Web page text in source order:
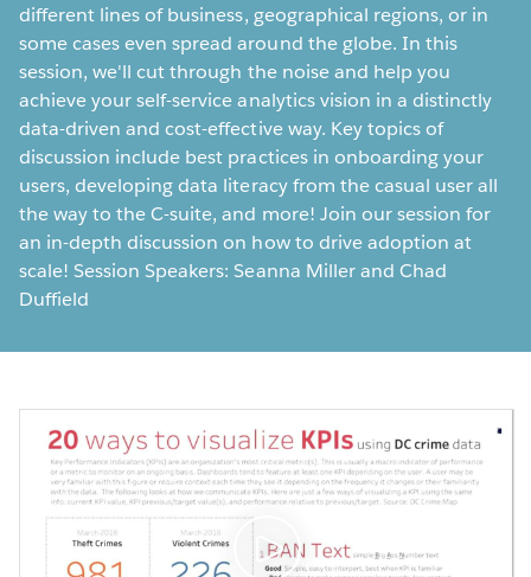
different lines of business, geographical regions, or in
some cases even spread around the globe. In this
session, we'll cut through the noise and help you
achieve your self-service analytics vision in a distinctly
data-driven and cost-effective way. Key topics of
discussion include best practices in onboarding your
users, developing data literacy from the casual user all
the way to the C-suite, and more! Join our session for
an in-depth discussion on how to drive adoption at
scale! Session Speakers: Seanna Miller and Chad
Duffield